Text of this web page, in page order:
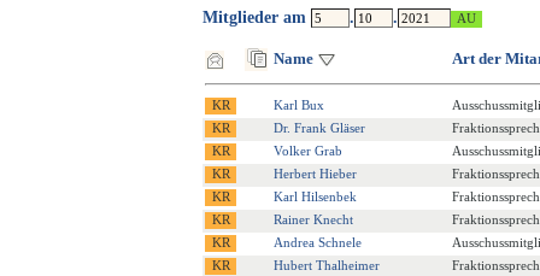
Mitglieder am . .
Name Art der
Karl Bux
Dr. Frank Gläser
Volker Grab
Herbert Hieber
Karl Hilsenbek
Rainer Knecht
Andrea Schnele
Hubert Thalheimer